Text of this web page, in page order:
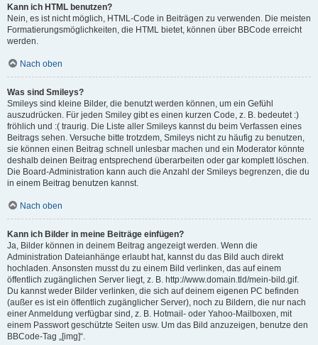
Kann ich HTML benutzen?
Nein, es ist nicht möglich, HTML-Code in Beiträgen zu verwenden. Die meisten
Formatierungsmöglichkeiten, die HTML bietet, können über BBCode erreicht
werden.
Nach oben
Was sind Smileys?
Smileys sind kleine Bilder, die benutzt werden können, um ein Gefühl
auszudrücken. Für jeden Smiley gibt es einen kurzen Code, z. B. bedeutet :)
fröhlich und :( traurig. Die Liste aller Smileys kannst du beim Verfassen eines
Beitrags sehen. Versuche bitte trotzdem, Smileys nicht zu häufig zu benutzen,
sie können einen Beitrag schnell unlesbar machen und ein Moderator könnte
deshalb deinen Beitrag entsprechend überarbeiten oder gar komplett löschen.
Die Board-Administration kann auch die Anzahl der Smileys begrenzen, die du
in einem Beitrag benutzen kannst.
Nach oben
Kann ich Bilder in meine Beiträge einfügen?
Ja, Bilder können in deinem Beitrag angezeigt werden. Wenn die
Administration Dateianhänge erlaubt hat, kannst du das Bild auch direkt
hochladen. Ansonsten musst du zu einem Bild verlinken, das auf einem
öffentlich zugänglichen Server liegt, z. B. http://www.domain.tld/mein-bild.gif.
Du kannst weder Bilder verlinken, die sich auf deinem eigenen PC befinden
(außer es ist ein öffentlich zugänglicher Server), noch zu Bildern, die nur nach
einer Anmeldung verfügbar sind, z. B. Hotmail- oder Yahoo-Mailboxen, mit
einem Passwort geschützte Seiten usw. Um das Bild anzuzeigen, benutze den
BBCode-Tag „[img]“.